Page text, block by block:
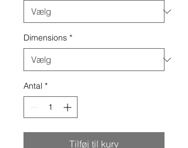
Dimensions *
Antal *
Tilføj til kurv